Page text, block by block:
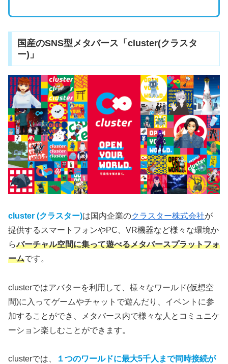
国産のSNS型メタバース「cluster(クラスタ
ー)」
cluster (クラスター)は国内企業のクラスター株式会社が
提供するスマートフォンやPC、VR機器など様々な環境か
らバーチャル空間に集って遊べるメタバースプラットフォ
ームです。
clusterではアバターを利用して、様々なワールド(仮想空
間)に入ってゲームやチャットで遊んだり、イベントに参
加することができ、メタバース内で様々な人とコミュニケ
ーション楽しむことができます。
clusterでは、
１つのワールドに最大5千人まで同時接続が